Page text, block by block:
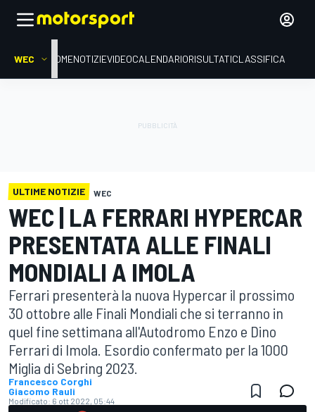
WEC HOMENOTIZIEVIDEOCALENDARIORISULTATICLASSIFICA
ULTIME NOTIZIE WEC
WEC | LA FERRARI HYPERCAR
PRESENTATA ALLE FINALI
MONDIALI A IMOLA
Ferrari presenterà la nuova Hypercar il prossimo
30 ottobre alle Finali Mondiali che si terranno in
quel fine settimana all'Autodromo Enzo e Dino
Ferrari di Imola. Esordio confermato per la 1000
Miglia di Sebring 2023.
Francesco Corghi
Giacomo Rauli
Modificato: 6 ott 2022, 05:44